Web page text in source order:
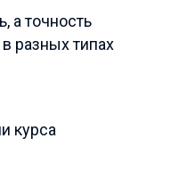
а точность
разных типах
курса